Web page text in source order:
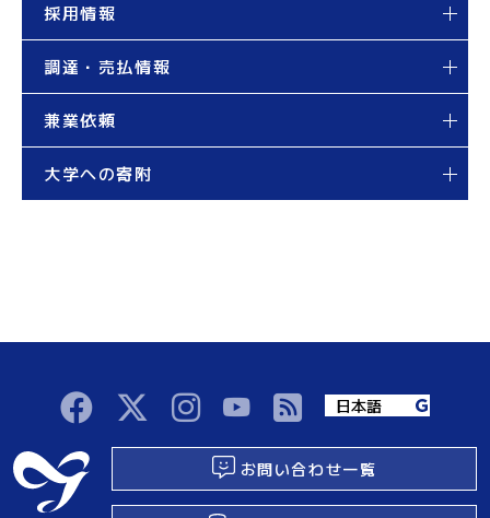
採用情報
調達・売払情報
兼業依頼
大学への寄附
お問い合わせ一覧